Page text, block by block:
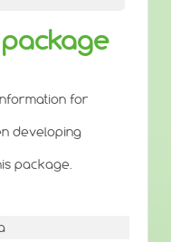
for
developing
package.